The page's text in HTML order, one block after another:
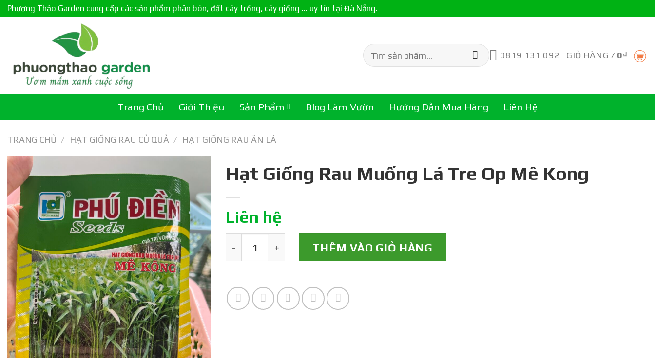
Skip
Phương Thảo Garden cung cấp các sản phẩm phân bón, đất cây trồng, cây giống ... uy tín tại Đà Nẵng.
Tìm
kiếm:
0819 131 092 GIỎ HÀNG / 0₫
Trang Chủ Giới Thiệu Sản Phẩm Blog Làm Vườn Hướng Dẫn Mua Hàng Liên Hệ
TRANG CHỦ / HẠT GIỐNG RAU CỦ QUẢ / HẠT GIỐNG RAU ĂN LÁ
Hạt Giống Rau Muống Lá Tre Op Mê Kong
Liên hệ
Hạt Giống Rau Muống Lá Tre Op Mê Kong số lượng
THÊM VÀO GIỎ HÀNG